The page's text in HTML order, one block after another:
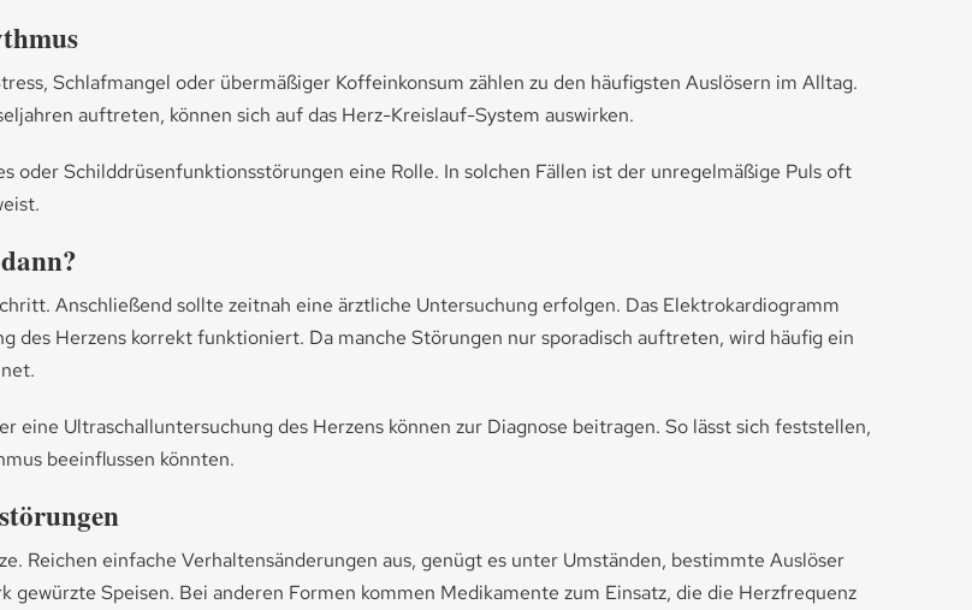
Schlafmangel oder übermäßiger Koffeinkonsum zählen zu den häufigsten Auslösern im Alltag.
auftreten, können sich auf das Herz-Kreislauf-System auswirken.
oder Schilddrüsenfunktionsstörungen eine Rolle. In solchen Fällen ist der unregelmäßige Puls oft
Anschließend sollte zeitnah eine ärztliche Untersuchung erfolgen. Das Elektrokardiogramm
des Herzens korrekt funktioniert. Da manche Störungen nur sporadisch auftreten, wird häufig ein
Ultraschalluntersuchung des Herzens können zur Diagnose beitragen. So lässt sich feststellen,
beeinflussen könnten.
Reichen einfache Verhaltensänderungen aus, genügt es unter Umständen, bestimmte Auslöser
Speisen. Bei anderen Formen kommen Medikamente zum Einsatz, die die Herzfrequenz